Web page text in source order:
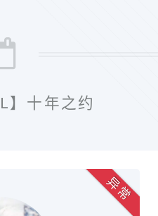
】十年之约
异 常